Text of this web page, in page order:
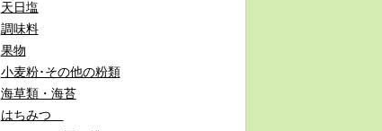
天日塩
調味料
果物
小麦粉･その他の粉類
海草類・海苔
はちみつ